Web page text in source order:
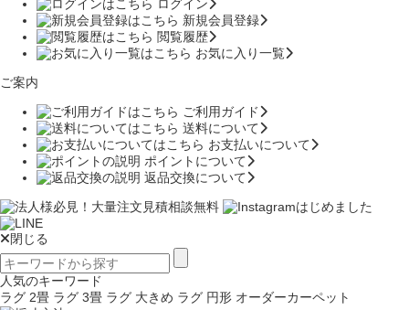
ログイン
新規会員登録
閲覧履歴
お気に入り一覧
ご案内
ご利用ガイド
送料について
お支払いについて
ポイントについて
返品交換について
閉じる
人気のキーワード
ラグ 2畳 ラグ 3畳 ラグ 大きめ ラグ 円形 オーダーカーペット